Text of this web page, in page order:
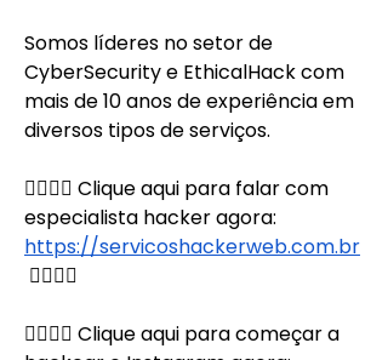
Somos líderes no setor de
CyberSecurity e EthicalHack com
mais de 10 anos de experiência em
diversos tipos de serviços.
👉🏻👉🏻 Clique aqui para falar com
https://servicoshackerweb.com.br
👈🏻👈🏻
👉🏻👉🏻 Clique aqui para começar a